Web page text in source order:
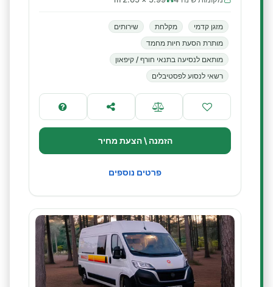
מזגן קדמי מקלחת
שירותים
מותרת הסעת חיות מחמד
מותאם לנסיעה בתנאי חורף / קיפאון
רשאי לנסוע לפסטיבלים
הזמנה \ הצעת מחיר
פרטים נוספים